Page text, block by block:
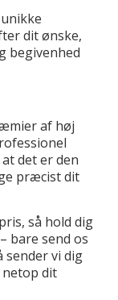
dit ønske,
begivenhed
af høj
det er den
præcist dit
så hold dig
bare send os
sender vi dig
netop dit